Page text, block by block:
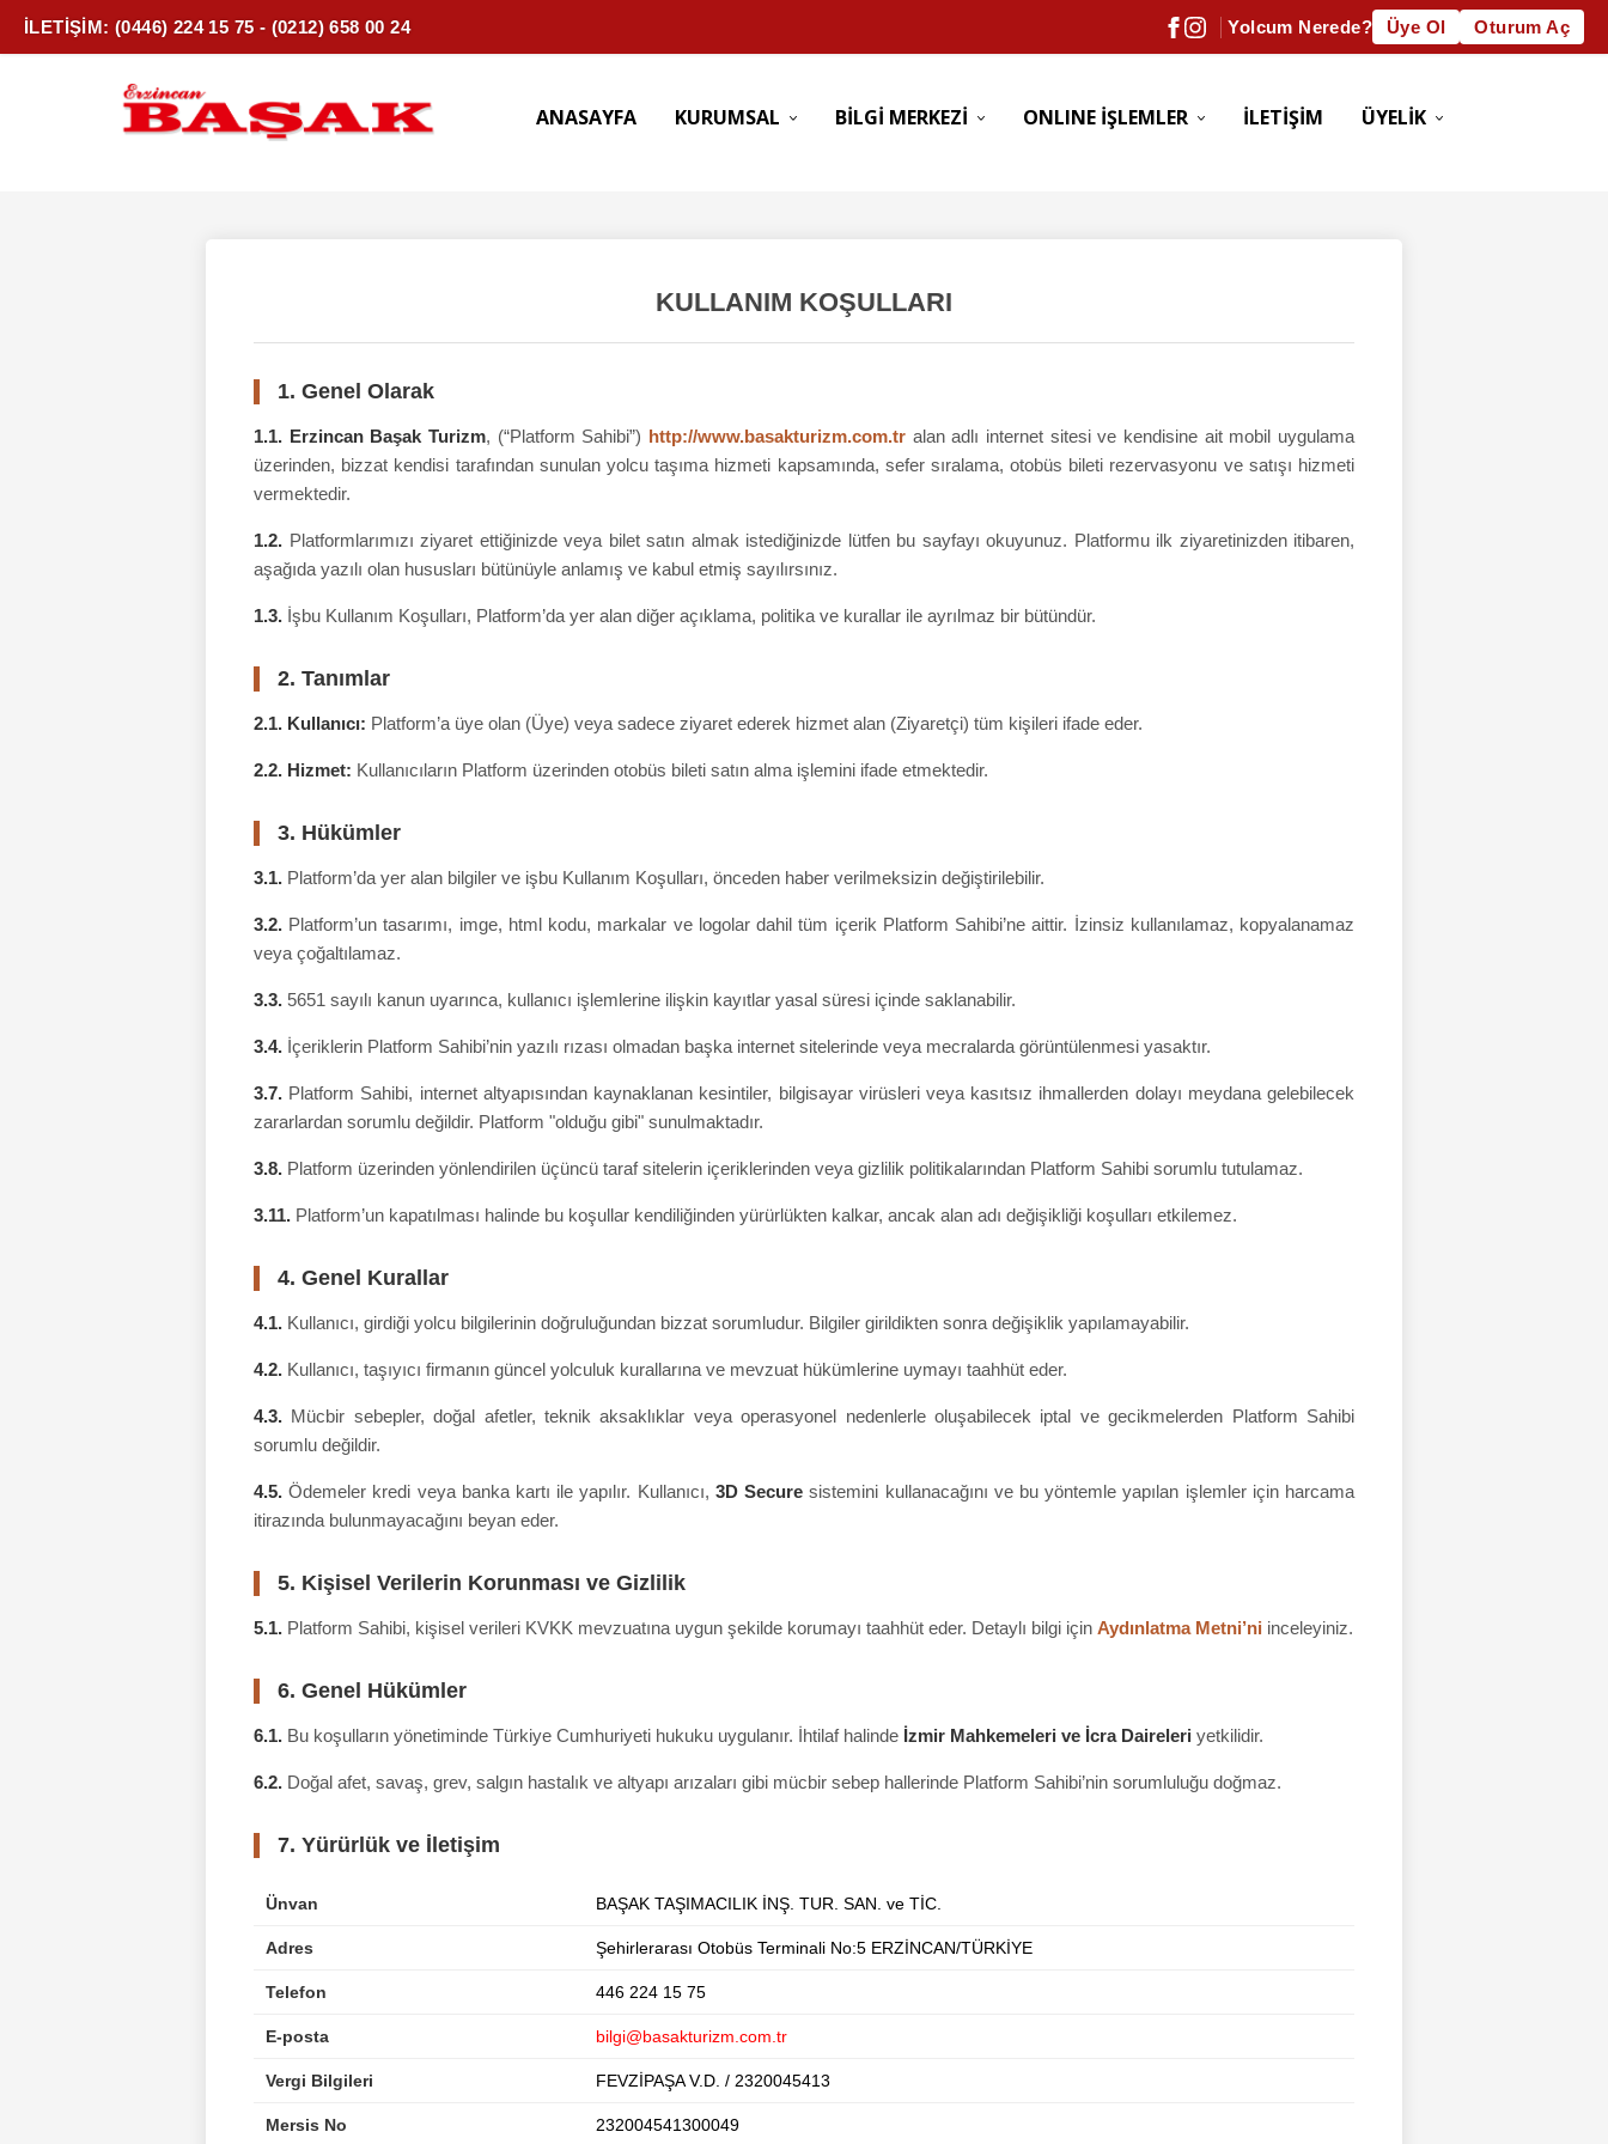
ANASAYFA KURUMSAL BİLGİ MERKEZİ ONLINE İŞLEMLER İLETİŞİM ÜYELİK
KULLANIM KOŞULLARI
1. Genel Olarak
1.1. Erzincan Başak Turizm, (“Platform Sahibi”) http://www.basakturizm.com.tr alan adlı internet sitesi ve kendisine ait mobil uygulama
üzerinden, bizzat kendisi tarafından sunulan yolcu taşıma hizmeti kapsamında, sefer sıralama, otobüs bileti rezervasyonu ve satışı hizmeti
vermektedir.
1.2. Platformlarımızı ziyaret ettiğinizde veya bilet satın almak istediğinizde lütfen bu sayfayı okuyunuz. Platformu ilk ziyaretinizden itibaren,
aşağıda yazılı olan hususları bütünüyle anlamış ve kabul etmiş sayılırsınız.
1.3. İşbu Kullanım Koşulları, Platform’da yer alan diğer açıklama, politika ve kurallar ile ayrılmaz bir bütündür.
2. Tanımlar
2.1. Kullanıcı: Platform’a üye olan (Üye) veya sadece ziyaret ederek hizmet alan (Ziyaretçi) tüm kişileri ifade eder.
2.2. Hizmet: Kullanıcıların Platform üzerinden otobüs bileti satın alma işlemini ifade etmektedir.
3. Hükümler
3.1. Platform’da yer alan bilgiler ve işbu Kullanım Koşulları, önceden haber verilmeksizin değiştirilebilir.
3.2. Platform’un tasarımı, imge, html kodu, markalar ve logolar dahil tüm içerik Platform Sahibi’ne aittir. İzinsiz kullanılamaz, kopyalanamaz
veya çoğaltılamaz.
3.3. 5651 sayılı kanun uyarınca, kullanıcı işlemlerine ilişkin kayıtlar yasal süresi içinde saklanabilir.
3.4. İçeriklerin Platform Sahibi’nin yazılı rızası olmadan başka internet sitelerinde veya mecralarda görüntülenmesi yasaktır.
3.7. Platform Sahibi, internet altyapısından kaynaklanan kesintiler, bilgisayar virüsleri veya kasıtsız ihmallerden dolayı meydana gelebilecek
zararlardan sorumlu değildir. Platform "olduğu gibi" sunulmaktadır.
3.8. Platform üzerinden yönlendirilen üçüncü taraf sitelerin içeriklerinden veya gizlilik politikalarından Platform Sahibi sorumlu tutulamaz.
3.11. Platform’un kapatılması halinde bu koşullar kendiliğinden yürürlükten kalkar, ancak alan adı değişikliği koşulları etkilemez.
4. Genel Kurallar
4.1. Kullanıcı, girdiği yolcu bilgilerinin doğruluğundan bizzat sorumludur. Bilgiler girildikten sonra değişiklik yapılamayabilir.
4.2. Kullanıcı, taşıyıcı firmanın güncel yolculuk kurallarına ve mevzuat hükümlerine uymayı taahhüt eder.
4.3. Mücbir sebepler, doğal afetler, teknik aksaklıklar veya operasyonel nedenlerle oluşabilecek iptal ve gecikmelerden Platform Sahibi
sorumlu değildir.
4.5. Ödemeler kredi veya banka kartı ile yapılır. Kullanıcı, 3D Secure sistemini kullanacağını ve bu yöntemle yapılan işlemler için harcama
itirazında bulunmayacağını beyan eder.
5. Kişisel Verilerin Korunması ve Gizlilik
5.1. Platform Sahibi, kişisel verileri KVKK mevzuatına uygun şekilde korumayı taahhüt eder. Detaylı bilgi için Aydınlatma Metni’ni inceleyiniz.
6. Genel Hükümler
6.1. Bu koşulların yönetiminde Türkiye Cumhuriyeti hukuku uygulanır. İhtilaf halinde İzmir Mahkemeleri ve İcra Daireleri yetkilidir.
6.2. Doğal afet, savaş, grev, salgın hastalık ve altyapı arızaları gibi mücbir sebep hallerinde Platform Sahibi’nin sorumluluğu doğmaz.
7. Yürürlük ve İletişim
Ünvan BAŞAK TAŞIMACILIK İNŞ. TUR. SAN. ve TİC.
Adres Şehirlerarası Otobüs Terminali No:5 ERZİNCAN/TÜRKİYE
Telefon 446 224 15 75
E-posta bilgi@basakturizm.com.tr
Vergi Bilgileri FEVZİPAŞA V.D. / 2320045413
Mersis No 232004541300049
İLETİŞİM: (0446) 224 15 75 - (0212) 658 00 24 Yolcum Nerede? Üye Ol Oturum Aç